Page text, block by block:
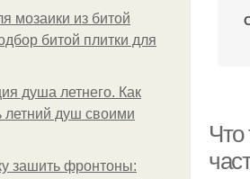
мозаики из битой
битой плитки для
душа летнего. Как
летний душ своими
зашить фронтоны:
Что